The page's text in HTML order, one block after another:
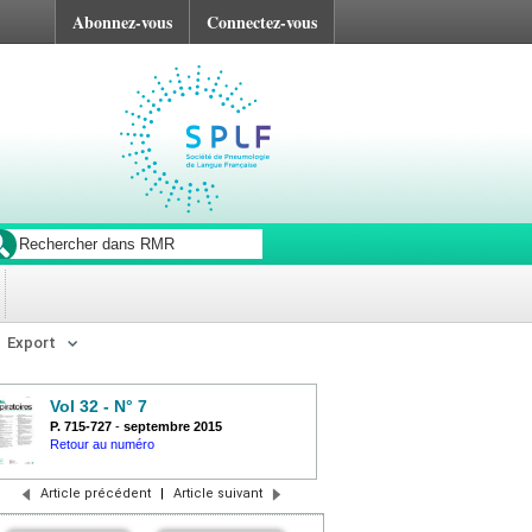
Abonnez-vous Connectez-vous
Export
Vol 32 - N° 7
P. 715-727 - septembre 2015
Retour au numéro
Article précédent | Article suivant